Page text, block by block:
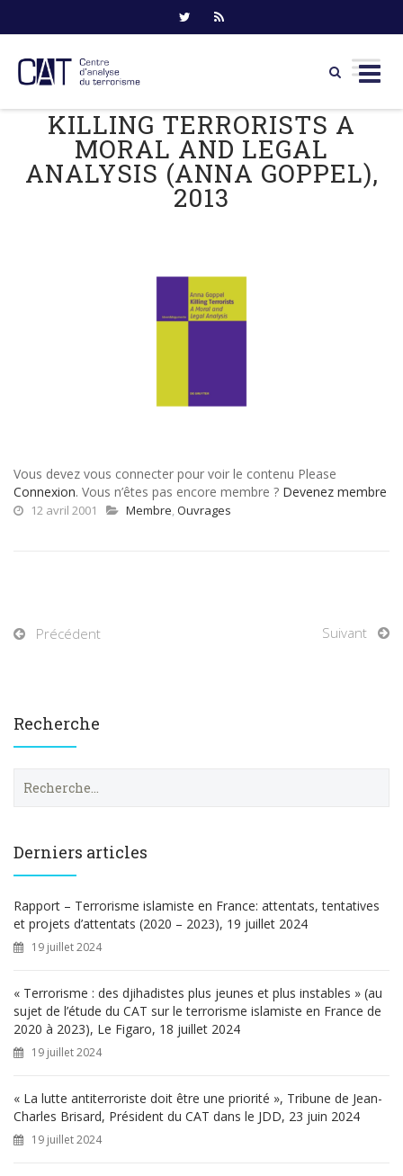
KILLING TERRORISTS A
MORAL AND LEGAL
ANALYSIS (ANNA GOPPEL),
2013
Vous devez vous connecter pour voir le contenu Please
Connexion. Vous n’êtes pas encore membre ? Devenez membre
12 avril 2001 Membre, Ouvrages
Précédent Suivant
Recherche
e
h
e
r
Derniers articles
Rapport – Terrorisme islamiste en France: attentats, tentatives
et projets d’attentats (2020 – 2023), 19 juillet 2024
19 juillet 2024
« Terrorisme : des djihadistes plus jeunes et plus instables » (au
sujet de l’étude du CAT sur le terrorisme islamiste en France de
2020 à 2023), Le Figaro, 18 juillet 2024
19 juillet 2024
« La lutte antiterroriste doit être une priorité », Tribune de Jean-
Charles Brisard, Président du CAT dans le JDD, 23 juin 2024
19 juillet 2024